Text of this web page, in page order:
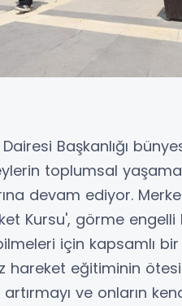
Başkanlığı
toplumsal
devam ediyor.
Kursu', görme
için kapsamlı
hareket eğitiminin
ve onların